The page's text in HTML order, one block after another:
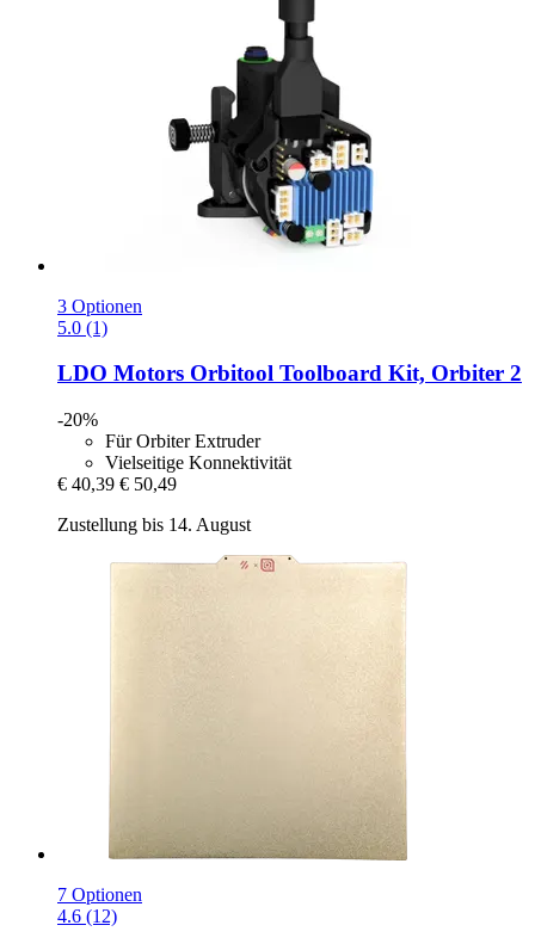
3 Optionen
5.0 (1)
LDO Motors Orbitool Toolboard Kit, Orbiter 2
-20%
Für Orbiter Extruder
Vielseitige Konnektivität
€ 40,39 € 50,49
Zustellung bis 14. August
7 Optionen
4.6 (12)